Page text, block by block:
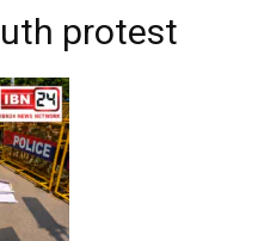
protest